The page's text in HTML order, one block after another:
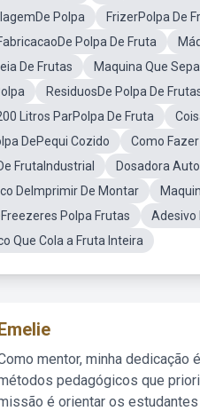
Polpa
FrizerPolpa De
Polpa De Fruta
De Frutas
Maquina Que
ResiduosDe Polpa De
Litros ParPolpa De Fruta
DePequi Cozido
Como
FrutaIndustrial
Dosadora
DeImprimir De Montar
Polpa Frutas
Adesivo
Que Cola a Fruta Inteira
mentor, minha
pedagógicos que
é orientar os